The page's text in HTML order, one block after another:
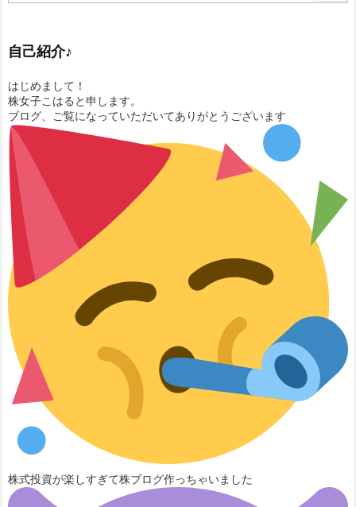
自己紹介♪
はじめまして！
株女子こはると申します。
ブログ、ご覧になっていただいてありがとうございます
株式投資が楽しすぎて株ブログ作っちゃいました